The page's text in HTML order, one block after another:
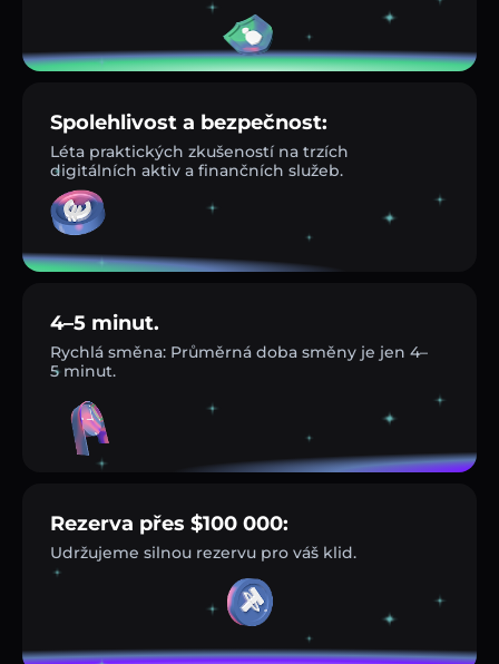
Spolehlivost a bezpečnost:
Léta praktických zkušeností na trzích
digitálních aktiv a finančních služeb.
4–5 minut.
Rychlá směna: Průměrná doba směny je jen 4–
5 minut.
Rezerva přes $100 000:
Udržujeme silnou rezervu pro váš klid.